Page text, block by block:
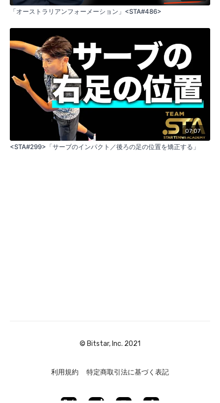
「オーストラリアンフォーメーション」<STA#486>
07:07
<STA#299>「サーブのインパクト／後ろの足の位置を矯正する」
© Bitstar, Inc. 2021
利用規約 特定商取引法に基づく表記